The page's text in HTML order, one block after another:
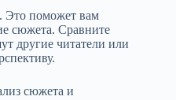
Это поможет вам
сюжета. Сравните
другие читатели или
сюжета и